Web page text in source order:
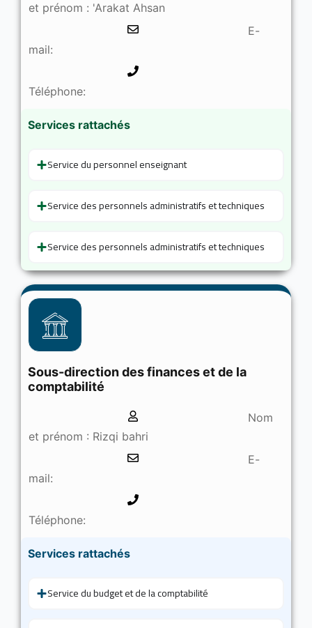
et prénom : 'Arakat Ahsan
E-
mail:
Téléphone:
Services rattachés
Service du personnel enseignant
Service des personnels administratifs et techniques
Service des personnels administratifs et techniques
Sous-direction des finances et de la
comptabilité
Nom
et prénom : Rizqi bahri
E-
mail:
Téléphone:
Services rattachés
Service du budget et de la comptabilité